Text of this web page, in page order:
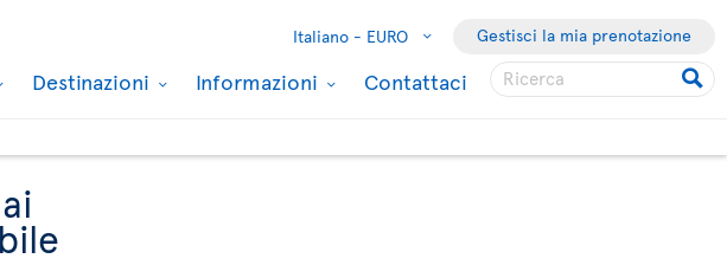
Italiano - EURO Gestisci la mia prenotazione
Destinazioni Informazioni Contattaci